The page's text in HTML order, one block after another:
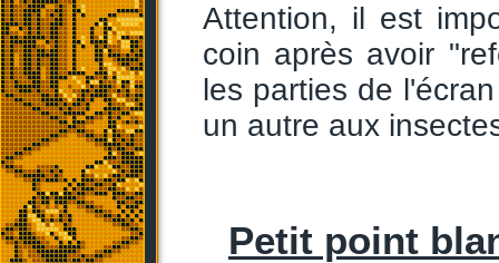
Attention, il est
coin après avoir
les parties de
un autre aux
Petit point